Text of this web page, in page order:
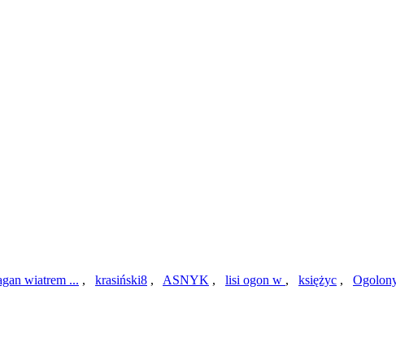
wiatrem ... , krasiński8 , ASNYK , lisi ogon w , księżyc ,